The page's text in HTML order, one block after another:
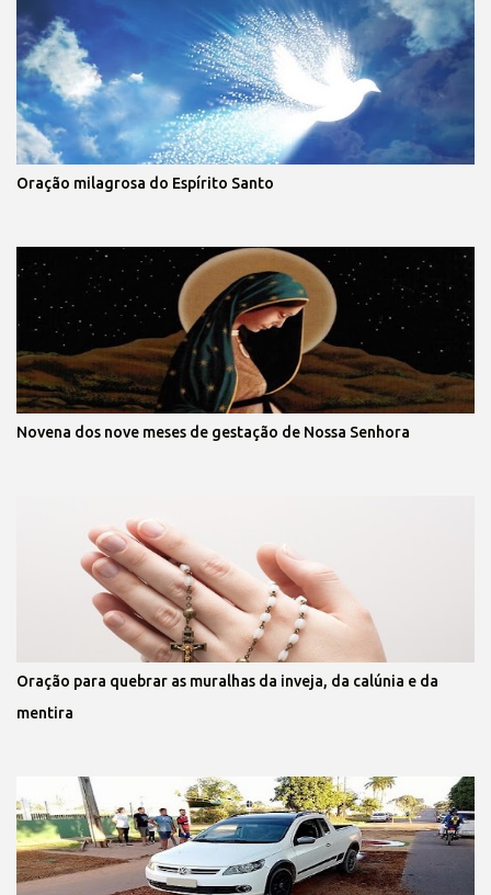
Oração milagrosa do Espírito Santo
Novena dos nove meses de gestação de Nossa Senhora
Oração para quebrar as muralhas da inveja, da calúnia e da
mentira